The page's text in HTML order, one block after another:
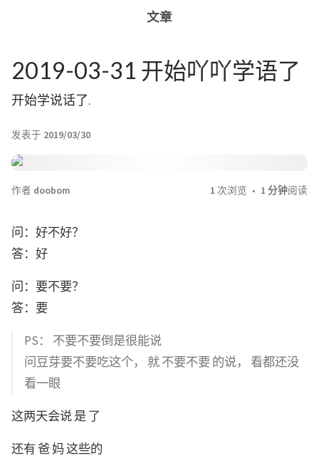
文章
2019-03-31 开始吖吖学语了
开始学说话了.
发表于 2019/03/30
作者 doobom 1 次浏览 1 分钟阅读
问：好不好？
答：好
问：要不要？
答：要
PS： 不要不要倒是很能说
问豆芽要不要吃这个， 就 不要不要 的说， 看都还没
看一眼
这两天会说 是 了
还有 爸 妈 这些的